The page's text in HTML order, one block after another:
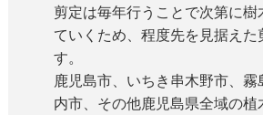
剪定は毎年行うことで次第に樹
ていくため、程度先を見据え
す。
鹿児島市、いちき串木野市、霧
内市、その他鹿児島県全域の